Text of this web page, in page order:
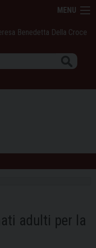
MENU
Benedetta Della Croce
adulti per la